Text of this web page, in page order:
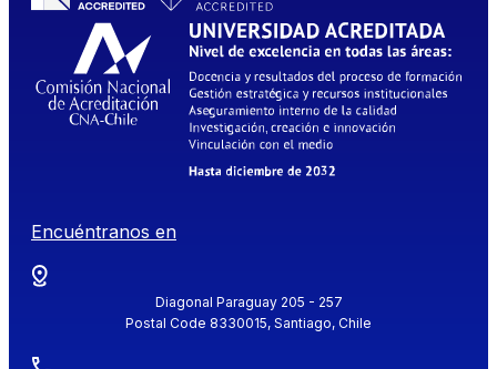
Encuéntranos en
Diagonal Paraguay 205 - 257
Postal Code 8330015, Santiago, Chile